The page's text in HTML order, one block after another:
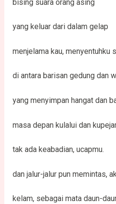
bising suara orang asing
yang keluar dari dalam gelap
menjelama kau, menyentuhku
di antara barisan gedung dan
yang menyimpan hangat dan
masa depan kulalui dan
tak ada keabadian, ucapmu.
dan jalur-jalur pun memintas,
kelam, sebagai mata daun-